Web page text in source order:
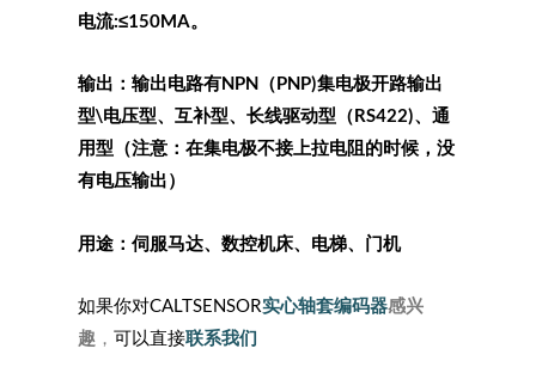
电流:≤150MA。
输出： 输出电路有NPN （PNP)集电极开路输出
型\电压型、互补型、长线驱动型（RS422)、通
用型（注意：在集电极不接上拉电阻的时候，没
有电压输出）
用途： 伺服马达、数控机床、电梯、门机
如果你对CALTSENSOR实心轴套编码器感兴
趣 ， 可以直接联系我们